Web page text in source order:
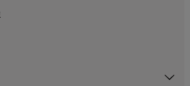
Svanemærke, der